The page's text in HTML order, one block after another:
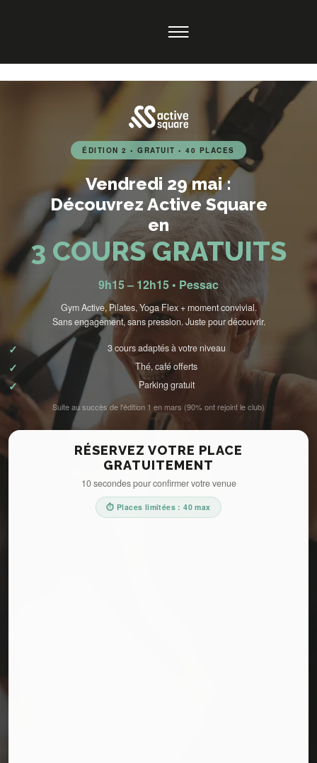
ÉDITION 2 • GRATUIT • 40 PLACES
Vendredi 29 mai :
Découvrez Active Square
en
3 COURS GRATUITS
9h15 – 12h15 • Pessac
Gym Active, Pilates, Yoga Flex + moment convivial.
Sans engagement, sans pression. Juste pour découvrir.
3 cours adaptés à votre niveau
Thé, café offerts
Parking gratuit
Suite au succès de l'édition 1 en mars (90% ont rejoint le club)
RÉSERVEZ VOTRE PLACE
GRATUITEMENT
10 secondes pour confirmer votre venue
⏱️ Places limitées : 40 max